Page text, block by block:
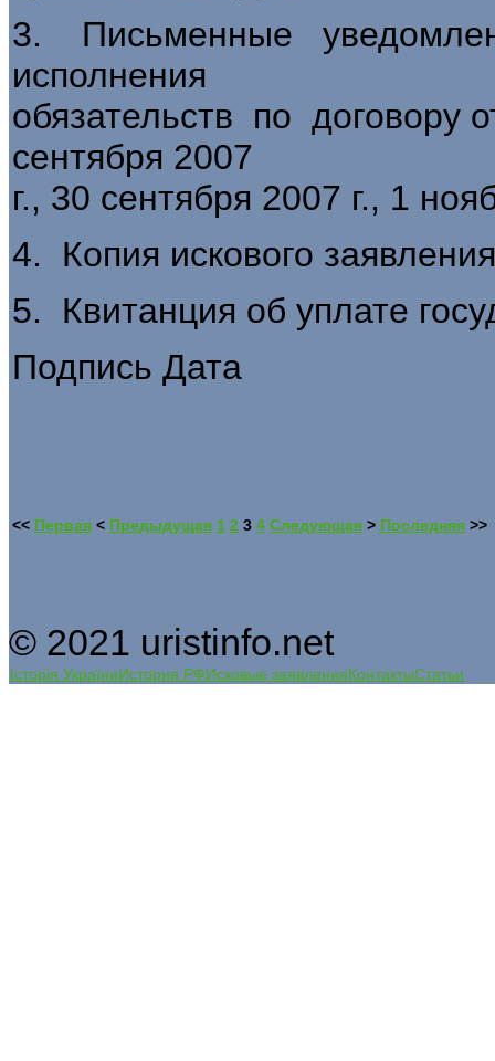
3. Письменные
исполнения
обязательств по договору
сентября 2007
г., 30 сентября 2007 г., 1
4. Копия искового
5. Квитанция об уплате
Подпись Дата
<< Первая < Предыдущая 1 2 3 4 Следующая > Последняя >>
© 2021 uristinfo.net
Історія УкраїниИстория РФИсковые заявленияКонтактыСтатьи